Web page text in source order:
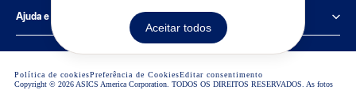
Aceitar todos
Política de Privacidade
Sobre a ASICS
Sustentabilidade
Ajuda e suporte
Central de Relacionamento
Guia de Medidas
Política de cookiesPreferência de CookiesEditar consentimento
Copyright © 2026 ASICS America Corporation. TODOS OS DIREITOS RESERVADOS. As fotos